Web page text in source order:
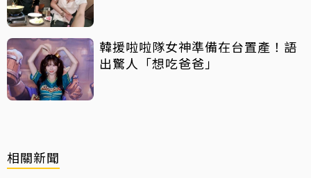
韓援啦啦隊女神準備在台置產！語
出驚人「想吃爸爸」
相關新聞